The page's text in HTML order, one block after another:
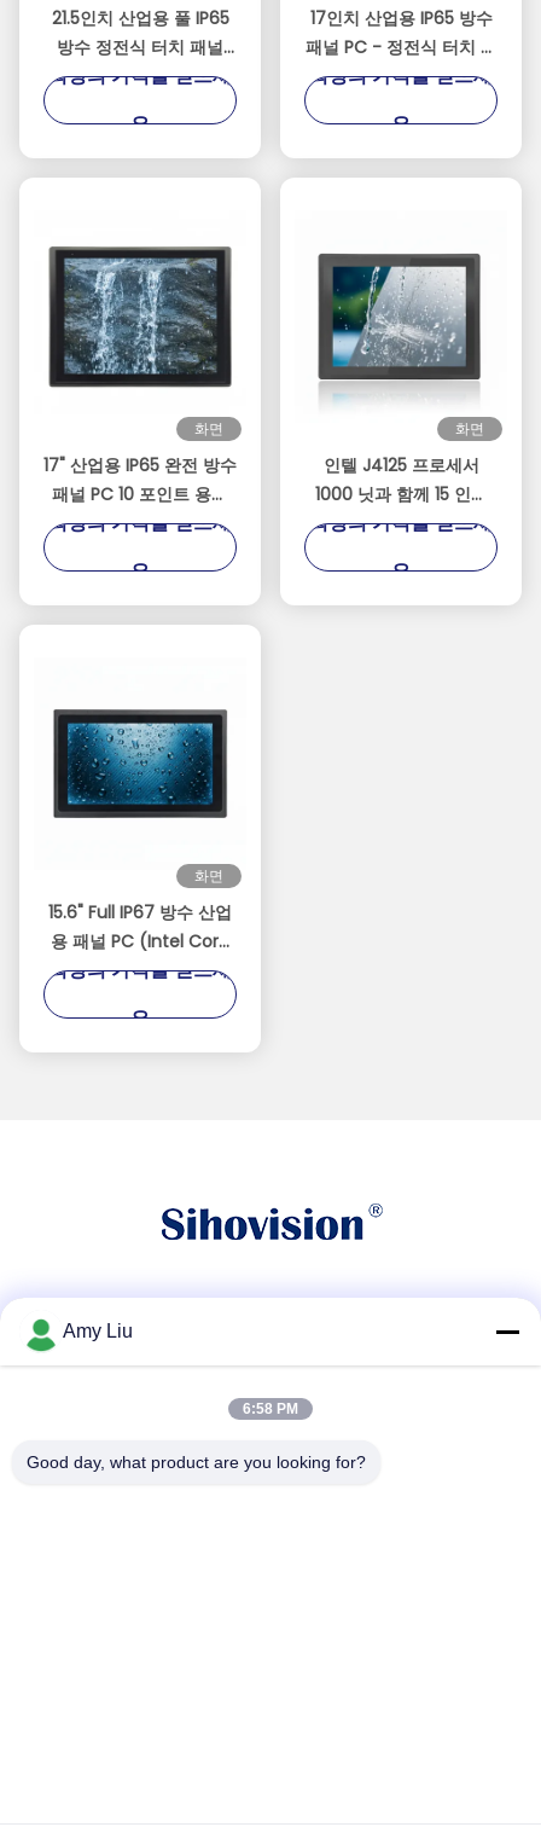
21.5인치 산업용 풀 IP65
방수 정전식 터치 패널
PC, Intel J1900 쿼드 코
최상의 가격을 얻으세
요
17인치 산업용 IP65 방수
패널 PC - 정전식 터치 스
크린 - 인텔 셀러론 J1900
최상의 가격을 얻으세
요
화면
17" 산업용 IP65 완전 방수
패널 PC 10 포인트 용량
터치
최상의 가격을 얻으세
요
화면
인텔 J4125 프로세서
1000 닛과 함께 15 인치
산업용 IP67 완전 방수 터
최상의 가격을 얻으세
요
화면
15.6" Full IP67 방수 산업
용 패널 PC (Intel Core
i5-8257U 포함) | 10점 정
최상의 가격을 얻으세
요
전화
Amy Liu
6:58 PM
Good day, what product are you looking for?